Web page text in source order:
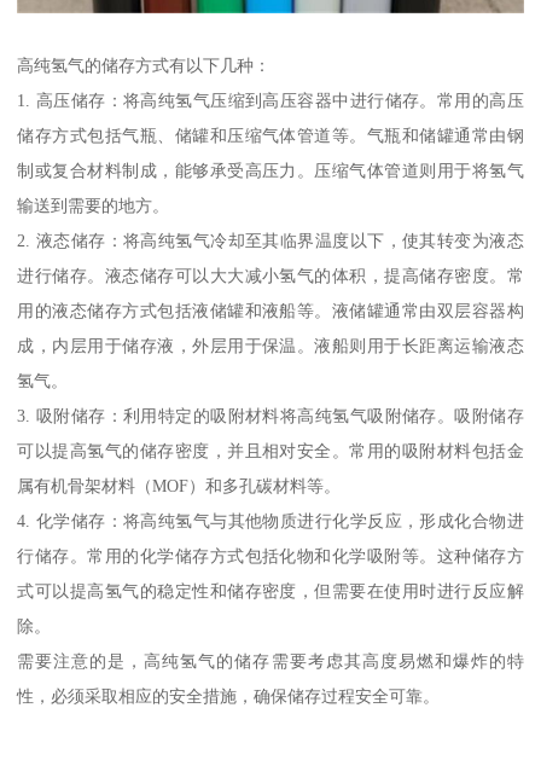
高纯氢气的储存方式有以下几种：
1. 高压储存：将高纯氢气压缩到高压容器中进行储存。常用的高压
储存方式包括气瓶、储罐和压缩气体管道等。气瓶和储罐通常由钢
制或复合材料制成，能够承受高压力。压缩气体管道则用于将氢气
输送到需要的地方。
2. 液态储存：将高纯氢气冷却至其临界温度以下，使其转变为液态
进行储存。液态储存可以大大减小氢气的体积，提高储存密度。常
用的液态储存方式包括液储罐和液船等。液储罐通常由双层容器构
成，内层用于储存液，外层用于保温。液船则用于长距离运输液态
氢气。
3. 吸附储存：利用特定的吸附材料将高纯氢气吸附储存。吸附储存
可以提高氢气的储存密度，并且相对安全。常用的吸附材料包括金
属有机骨架材料（MOF）和多孔碳材料等。
4. 化学储存：将高纯氢气与其他物质进行化学反应，形成化合物进
行储存。常用的化学储存方式包括化物和化学吸附等。这种储存方
式可以提高氢气的稳定性和储存密度，但需要在使用时进行反应解
除。
需要注意的是，高纯氢气的储存需要考虑其高度易燃和爆炸的特
性，必须采取相应的安全措施，确保储存过程安全可靠。